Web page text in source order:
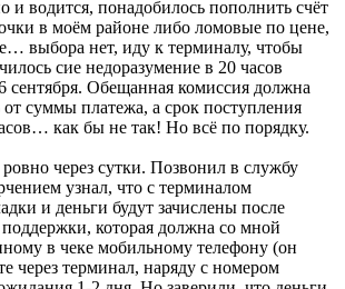
и водится, понадобилось пополнить счёт
в моём районе либо ломовые по цене,
выбора нет, иду к терминалу, чтобы
сие недоразумение в 20 часов
сентября. Обещанная комиссия должна
от суммы платежа, а срок поступления
как бы не так! Но всё по порядку.
через сутки. Позвонил в службу
узнал, что с терминалом
и деньги будут зачислены после
которая должна со мной
в чеке мобильному телефону (он
через терминал, наряду с номером